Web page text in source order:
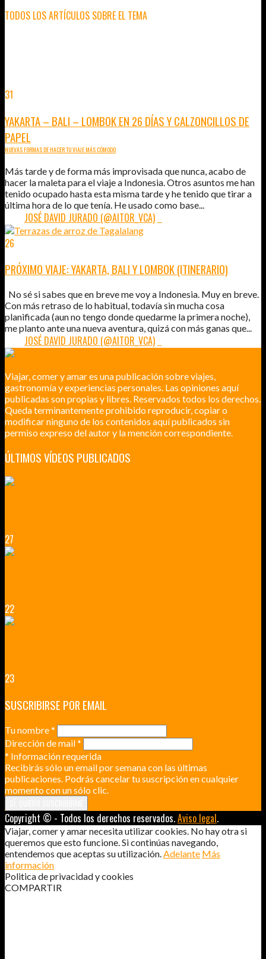
TODOS LOS ARTÍCULOS SOBRE EL TEMA
31
YAKARTA – BALI – LOMBOK EN 26 DÍAS Y CALZONCILLOS DE
PAPEL
NUEVAS FORMAS DE HACER TU VIAJE MÁS CÓMODO
Más tarde y de forma más improvisada que nunca, acabo de
hacer la maleta para el viaje a Indonesia. Otros asuntos me han
tenido ocupado hasta esta misma tarde y he tenido que tirar a
última hora de lo que tenía. He usado como base...
JOSÉ DAVID JURADO (@AITOR_VCA)
26
PRÓXIMO VIAJE: YAKARTA, BALI Y LOMBOK (ITINERARIO)
No sé si sabes que en breve me voy a Indonesia. Muy en breve.
Con más retraso de lo habitual, todavía sin mucha cosa
planificada (aun no tengo donde quedarme la primera noche),
me planto ante una nueva aventura, quizá con más ganas que...
JOSÉ DAVID JURADO (@AITOR_VCA)
Viajar, comer y amar es una publicación sobre viajes,
gastronomía y experiencias personales. Las opiniones aquí
publicadas son propias y libres. Reservados todos los derechos.
Queda terminantemente prohibido reproducir, copiar o
modificar ninguno de los contenidos aquí publicados sin
permiso expreso del autor y la mención correspondiente.
ÚLTIMOS VÍDEOS PUBLICADOS
27
22
23
SUSCRIBIRSE POR EMAIL
Tu nombre*
Dirección de mail*
* Información requerida
Recibirás sólo un email por semana con las últimas
publicaciones. Podrás cancelar tu suscripción en cualquier
momento con un sólo clic.
Copyright © - Todos los derechos reservados.Aviso legal.
Viajar, comer y amar necesita utilizar cookies. No hay otra si
queremos que esto funcione. Si continúas navegando,
entendemos que aceptas su utilización.Adelante Más
información
Politica de privacidad y cookies
COMPARTIR